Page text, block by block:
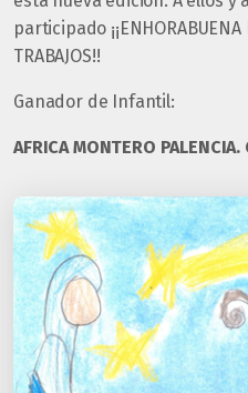
participado ¡¡ENHORABUENA
TRABAJOS!!
Ganador de Infantil:
AFRICA MONTERO PALENCIA.